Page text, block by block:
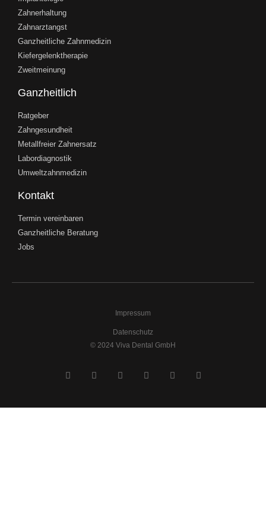
Zahnerhaltung
Zahnarztangst
Ganzheitliche Zahnmedizin
Kiefergelenktherapie
Zweitmeinung
Ganzheitlich
Ratgeber
Zahngesundheit
Metallfreier Zahnersatz
Labordiagnostik
Umweltzahnmedizin
Kontakt
Termin vereinbaren
Ganzheitliche Beratung
Jobs
Impressum
Datenschutz
© 2024 Viva Dental GmbH